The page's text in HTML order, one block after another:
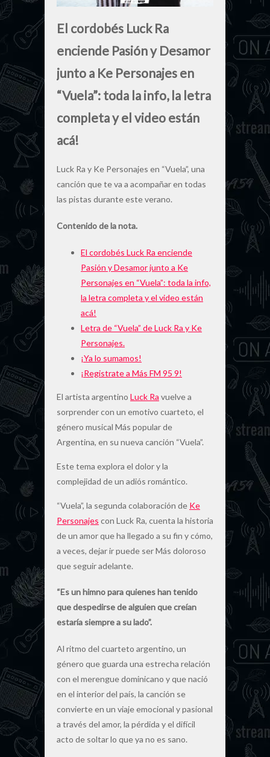
El cordobés Luck Ra
enciende Pasión y Desamor
junto a Ke Personajes en
“Vuela”: toda la info, la letra
completa y el video están
acá!
Luck Ra y Ke Personajes en “Vuela”, una
canción que te va a acompañar en todas
las pistas durante este verano.
Contenido de la nota.
El cordobés Luck Ra enciende
Pasión y Desamor junto a Ke
Personajes en “Vuela”: toda la info,
la letra completa y el video están
acá!
Letra de “Vuela” de Luck Ra y Ke
Personajes.
¡Ya lo sumamos!
¡Registrate a Más FM 95 9!
El artista argentino Luck Ra vuelve a
sorprender con un emotivo cuarteto, el
género musical Más popular de
Argentina, en su nueva canción “Vuela”.
Este tema explora el dolor y la
complejidad de un adiós romántico.
“Vuela”, la segunda colaboración de Ke
Personajes con Luck Ra, cuenta la historia
de un amor que ha llegado a su fin y cómo,
a veces, dejar ir puede ser Más doloroso
que seguir adelante.
“Es un himno para quienes han tenido
que despedirse de alguien que creían
estaría siempre a su lado”.
Al ritmo del cuarteto argentino, un
género que guarda una estrecha relación
con el merengue dominicano y que nació
en el interior del país, la canción se
convierte en un viaje emocional y pasional
a través del amor, la pérdida y el difícil
acto de soltar lo que ya no es sano.